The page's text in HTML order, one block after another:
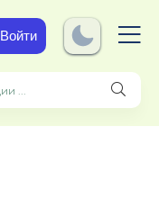
Войти